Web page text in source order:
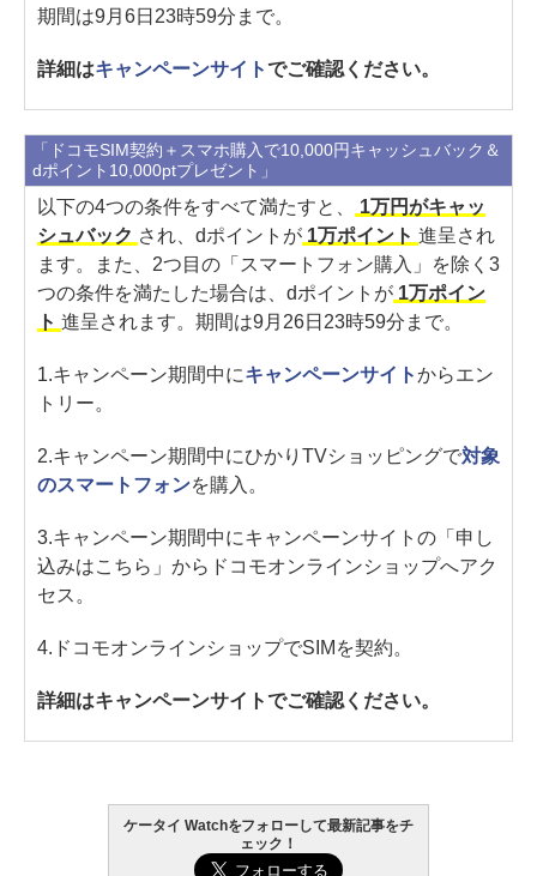
期間は9月6日23時59分まで。
詳細はキャンペーンサイトでご確認ください。
「ドコモSIM契約＋スマホ購入で10,000円キャッシュバック＆
dポイント10,000ptプレゼント」
以下の4つの条件をすべて満たすと、
1万円がキャッ
シュバック され、dポイントが1万ポイント 進呈され
ます。また、2つ目の「スマートフォン購入」を除く3
つの条件を満たした場合は、dポイントが1万ポイン
ト 進呈されます。期間は9月26日23時59分まで。
1.キャンペーン期間中にキャンペーンサイトからエン
トリー。
2.キャンペーン期間中にひかりTVショッピングで対象
のスマートフォンを購入。
3.キャンペーン期間中にキャンペーンサイトの「申し
込みはこちら」からドコモオンラインショップへアク
セス。
4.ドコモオンラインショップでSIMを契約。
詳細はキャンペーンサイトでご確認ください。
ケータイ Watchをフォローして最新記事をチ
ェック！